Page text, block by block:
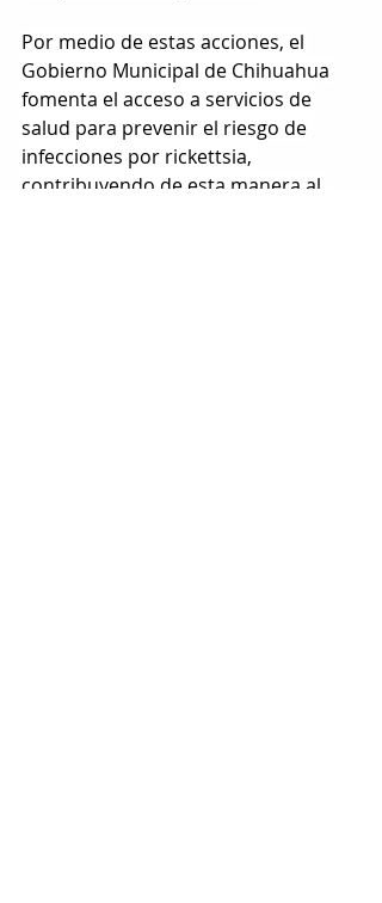
Por medio de estas acciones, el
Gobierno Municipal de Chihuahua
fomenta el acceso a servicios de
salud para prevenir el riesgo de
infecciones por rickettsia,
contribuyendo de esta manera al